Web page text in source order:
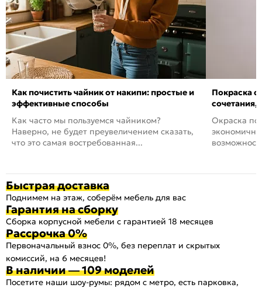
Как почистить чайник от накипи: простые и
эффективные способы
Как часто мы пользуемся чайником?
Наверно, не будет преувеличением сказать,
что это самая востребованная...
Покраска
сочетания,
Окраска
Быстрая доставка
Поднимем на этаж, соберём мебель для вас
Гарантия на сборку
Сборка корпусной мебели с гарантией 18 месяцев
Рассрочка 0%
Первоначальный взнос 0%, без переплат и скрытых
комиссий, на 6 месяцев!
В наличии — 109 моделей
Посетите наши шоу-румы: рядом с метро, есть парковка,